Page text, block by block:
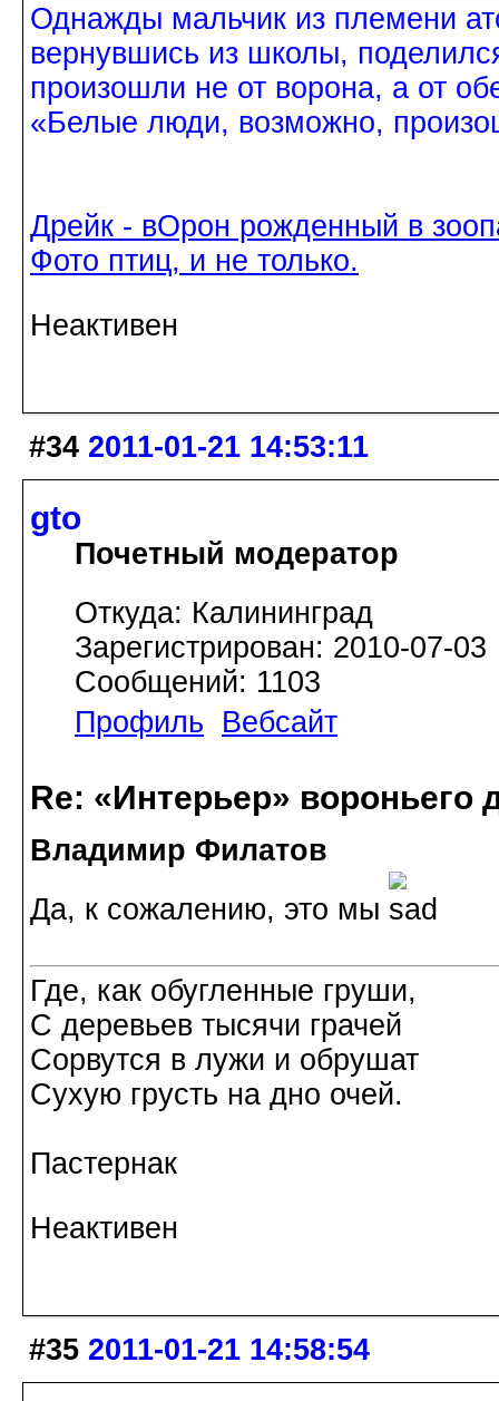
Однажды мальчик из племени
вернувшись из школы,
произошли не от ворона, а от
«Белые люди, возможно,
Дрейк - вОрон рожденный в
Фото птиц, и не только.
Неактивен
#34 2011-01-21 14:53:11
gto
Почетный модератор
Откуда: Калининград
Зарегистрирован: 2010-07-03
Сообщений: 1103
Профиль
Вебсайт
Re: «Интерьер» вороньего
Владимир Филатов
Да, к сожалению, это мы
Где, как обугленные груши,
С деревьев тысячи грачей
Сорвутся в лужи и обрушат
Сухую грусть на дно очей.
Пастернак
Неактивен
#35 2011-01-21 14:58:54